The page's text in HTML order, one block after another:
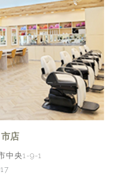
店
中央1-9-1